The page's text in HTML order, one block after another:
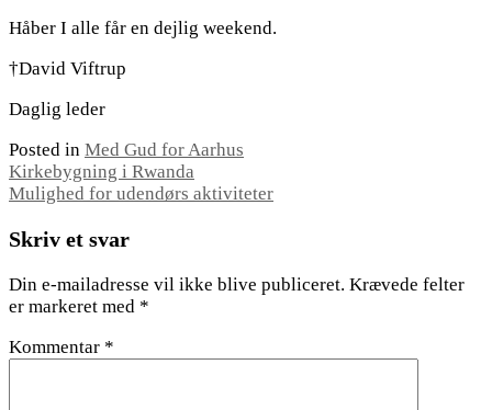
Håber I alle får en dejlig weekend.
†David Viftrup
Daglig leder
Posted in Med Gud for Aarhus
Indlægsnavigation
Kirkebygning i Rwanda
Mulighed for udendørs aktiviteter
Skriv et svar
Din e-mailadresse vil ikke blive publiceret. Krævede felter
er markeret med *
Kommentar *